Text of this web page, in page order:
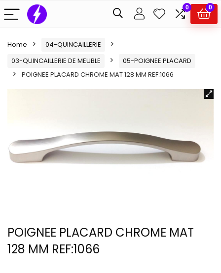
0 0
Home
04-QUINCAILLERIE
03-QUINCAILLERIE DE MEUBLE
05-POIGNEE PLACARD
POIGNEE PLACARD CHROME MAT 128 MM REF:1066
POIGNEE PLACARD CHROME MAT
128 MM REF:1066